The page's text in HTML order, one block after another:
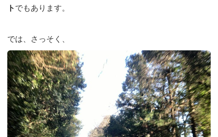
ト でもあります。
では、さっそく、